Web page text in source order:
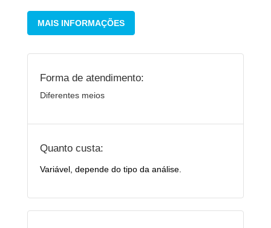
MAIS INFORMAÇÕES
Forma de atendimento:
Diferentes meios
Quanto custa:
Variável, depende do tipo da análise.